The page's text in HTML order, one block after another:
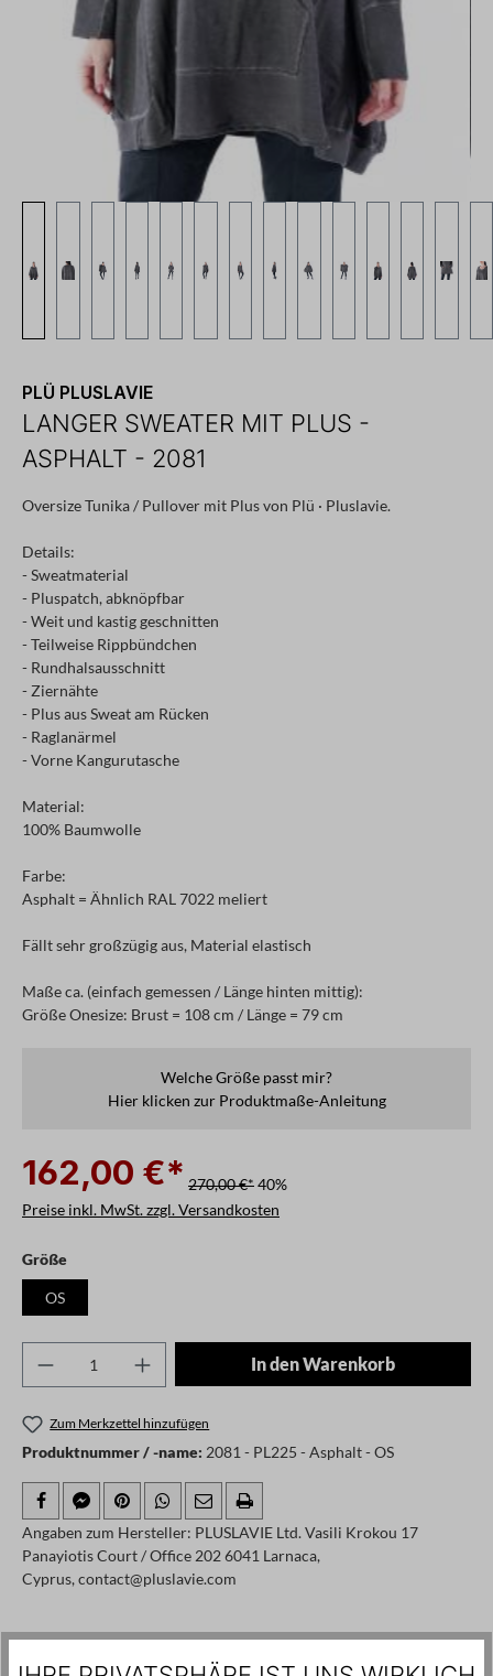
PLÜ PLUSLAVIE
LANGER SWEATER MIT PLUS -
ASPHALT - 2081
Oversize Tunika / Pullover mit Plus von Plü · Pluslavie.
Details:
- Sweatmaterial
- Pluspatch, abknöpfbar
- Weit und kastig geschnitten
- Teilweise Rippbündchen
- Rundhalsausschnitt
- Ziernähte
- Plus aus Sweat am Rücken
- Raglanärmel
- Vorne Kangurutasche
Material:
100% Baumwolle
Farbe:
Asphalt = Ähnlich RAL 7022 meliert
Fällt sehr großzügig aus, Material elastisch
Maße ca. (einfach gemessen / Länge hinten mittig):
Größe Onesize: Brust = 108 cm / Länge = 79 cm
Welche Größe passt mir?
Hier klicken zur Produktmaße-Anleitung
162,00 €* 270,00 €*40%
Preise inkl. MwSt. zzgl. Versandkosten
Größeauswählen
OS
Produkt Anzahl: Gib den gewünschten
In den Warenkorb
Zum Merkzettel hinzufügen
Produktnummer / -name: 2081 - PL225 - Asphalt - OS
Angaben zum Hersteller: PLUSLAVIE Ltd. Vasili Krokou 17
Panayiotis Court / Office 202 6041 Larnaca,
Cyprus, contact@pluslavie.com